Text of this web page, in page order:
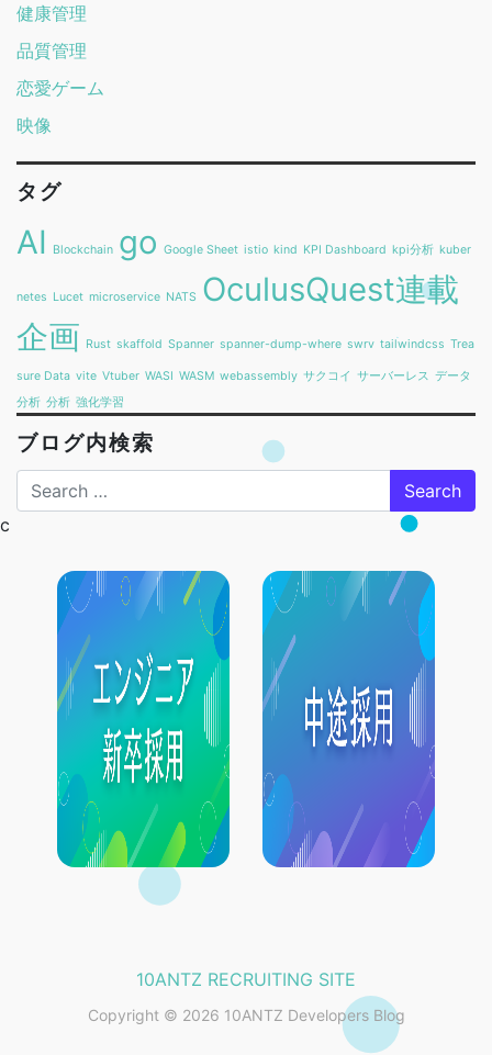
健康管理
品質管理
恋愛ゲーム
映像
タグ
AI Blockchain go Google Sheet istio kind KPI Dashboard kpi分析 kuber
netes Lucet microservice NATS OculusQuest連載
企画 Rust skaffold Spanner spanner-dump-where swrv tailwindcss Trea
sure Data vite Vtuber WASI WASM webassembly サクコイ サーバーレス データ
分析 分析 強化学習
ブログ内検索
Search
c
10ANTZ RECRUITING SITE
Copyright © 2026 10ANTZ Developers Blog